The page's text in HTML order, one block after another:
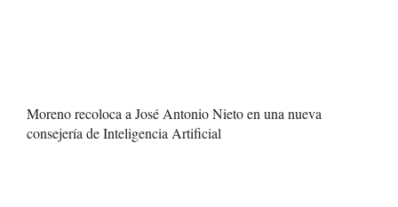
Moreno recoloca a José Antonio Nieto en una nueva
consejería de Inteligencia Artificial